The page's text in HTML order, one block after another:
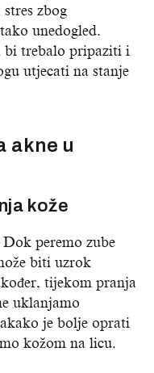
zbog
unedogled.
bi trebalo pripaziti i
utjecati na stanje
akne u
kože
peremo zube
biti uzrok
tijekom pranja
uklanjamo
je bolje oprati
kožom na licu.